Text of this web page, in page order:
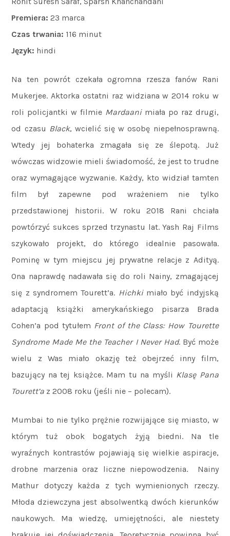
Premiera: 23 marca
Czas trwania: 116 minut
Język: hindi
Na ten powrót czekała ogromna rzesza fanów Rani
Mukerjee. Aktorka ostatni raz widziana w 2014 roku w
roli policjantki w filmie Mardaanimiała po raz drugi,
od czasu Black, wcielić się w osobę niepełnosprawną.
Wtedy jej bohaterka zmagała się ze ślepotą. Już
wówczas widzowie mieli świadomość, że jest to trudne
oraz wymagające wyzwanie. Każdy, kto widział tamten
film był zapewne pod wrażeniem nie tylko
przedstawionej historii. W roku 2018 Rani chciała
powtórzyć sukces sprzed trzynastu lat. Yash Raj Films
szykowało projekt, do którego idealnie pasowała.
Pominę w tym miejscu jej prywatne relacje z Adityą.
Ona naprawdę nadawała się do roli Nainy, zmagającej
się z syndromem Tourett’a. Hichkimiało być indyjską
adaptacją książki amerykańskiego pisarza Brada
Cohen’a pod tytułem Front of the Class: How Tourette
Syndrome Made Me the Teacher I Never Had. Być może
wielu z Was miało okazję też obejrzeć inny film,
bazujący na tej książce. Mam tu na myśli Klasę Pana
Tourett’a z 2008 roku (jeśli nie – polecam).
Mumbai to nie tylko prężnie rozwijające się miasto, w
którym tuż obok bogatych żyją biedni. Na tle
wyraźnych kontrastów pojawiają się wielkie aspiracje,
drobne marzenia oraz liczne niepowodzenia. Nainy
Mathur dotyczy każda z tych wymienionych rzeczy.
Młoda dziewczyna jest absolwentką dwóch kierunków
naukowych. Ma wiedzę, umiejętności, ale niestety